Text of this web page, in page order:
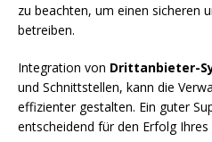
zu beachten, um einen sicheren
betreiben.
Integration von Drittanbieter-
und Schnittstellen, kann die
effizienter gestalten. Ein guter
entscheidend für den Erfolg Ihres